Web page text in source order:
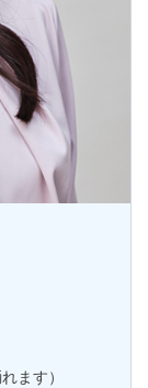
ます）